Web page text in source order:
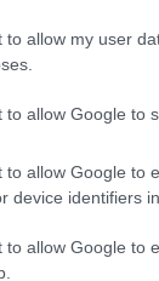
to allow my user
to allow Google to
to allow Google to
device identifiers
to allow Google to
στην